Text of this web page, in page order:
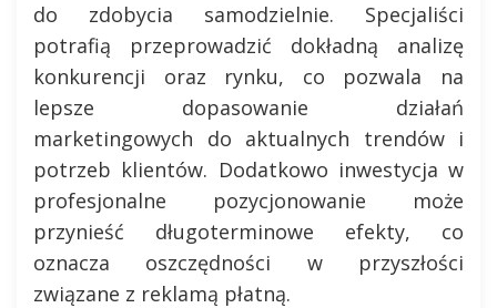
do zdobycia samodzielnie. Specjaliści
potrafią przeprowadzić dokładną analizę
konkurencji oraz rynku, co pozwala na
lepsze dopasowanie działań
marketingowych do aktualnych trendów i
potrzeb klientów. Dodatkowo inwestycja w
profesjonalne pozycjonowanie może
przynieść długoterminowe efekty, co
oznacza oszczędności w przyszłości
związane z reklamą płatną.